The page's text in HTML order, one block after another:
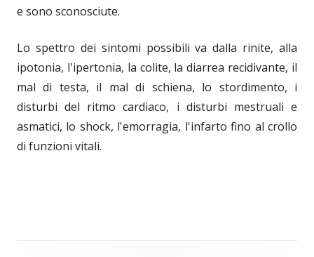
e sono sconosciute.
Lo spettro dei sintomi possibili va dalla rinite, alla
ipotonia, l'ipertonia, la colite, la diarrea recidivante, il
mal di testa, il mal di schiena, lo stordimento, i
disturbi del ritmo cardiaco, i disturbi mestruali e
asmatici, lo shock, l'emorragia, l'infarto fino al crollo
di funzioni vitali.